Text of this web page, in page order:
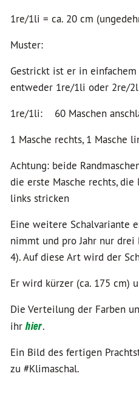
1re/1li = ca. 20 cm
Muster:
Gestrickt ist er in
entweder 1re/1li oder 2re/
1re/1li: 60 Maschen
1 Masche rechts, 1 Masche
Achtung: beide
die erste Masche rechts,
links stricken
Eine weitere Schalvariante
nimmt und pro Jahr nur
4). Auf diese Art wird der
Er wird kürzer (ca. 175 cm)
Die Verteilung der Farben
ihrhier.
Ein Bild des fertigen
zu #Klimaschal.